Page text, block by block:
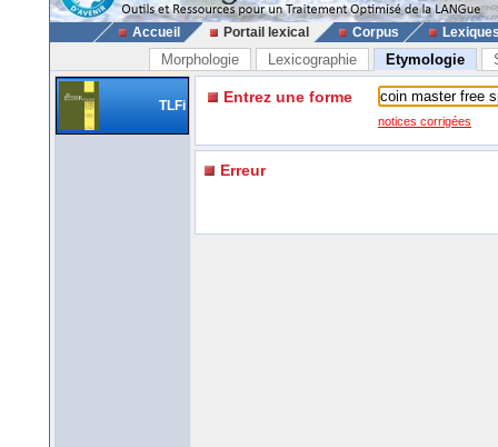
Accueil Portail lexical Corpus
Morphologie Lexicographie Etymologie
TLFi Entrez une forme
notices corrigées
Erreur